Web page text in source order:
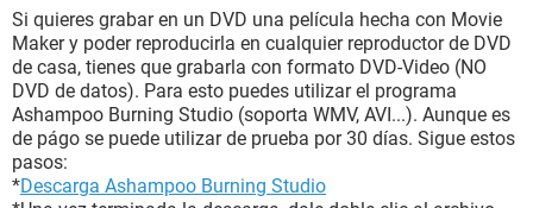
Si quieres grabar en un DVD una película hecha con Movie
Maker y poder reproducirla en cualquier reproductor de DVD
de casa, tienes que grabarla con formato DVD-Video (NO
DVD de datos). Para esto puedes utilizar el programa
Ashampoo Burning Studio (soporta WMV, AVI...). Aunque es
de págo se puede utilizar de prueba por 30 días. Sigue estos
pasos:
*Descarga Ashampoo Burning Studio